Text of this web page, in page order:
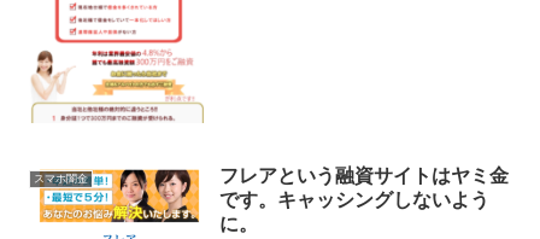
スマホ闇金
フレアという融資サイトはヤミ金
です。キャッシングしないよう
に。